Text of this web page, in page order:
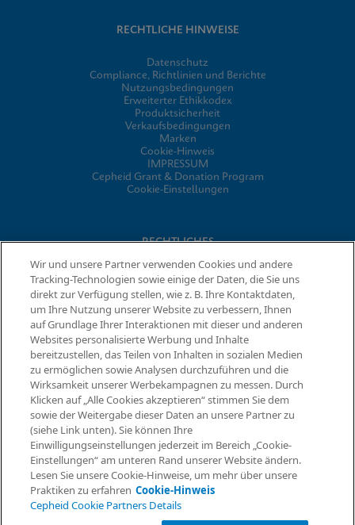
RECHTLICHE HINWEISE
Datenschutz
Compliance, Richtlinien und Berichte
Nutzungsbedingungen
Erweiterter Ethikkodex
Produktsicherheit
Verkaufsbedingungen
Marken
Cookie-Hinweis
IMPRESSUM
Cepheid Grant & Donation Program
Cookie-Einstellungen
RECHTLICHES
Datenschutzvereinbarung
Partner-Gemeinschaften
Allgemeine Geschäftsbedingungen für Informationssicherheit
© 2026 Cepheid. Cepheid®, das Cepheid-Logo, GeneXpert®,
Xpert® und I-CORE® sind Marken von Cepheid, die in den USA
und anderen Ländern eingetragen sind.
Wir und unsere Partner verwenden Cookies und andere
Tracking-Technologien sowie einige der Daten, die Sie uns
direkt zur Verfügung stellen, wie z. B. Ihre Kontaktdaten,
um Ihre Nutzung unserer Website zu verbessern, Ihnen
auf Grundlage Ihrer Interaktionen mit dieser und anderen
Websites personalisierte Werbung und Inhalte
bereitzustellen, das Teilen von Inhalten in sozialen Medien
zu ermöglichen sowie Analysen durchzuführen und die
Wirksamkeit unserer Werbekampagnen zu messen. Durch
Klicken auf „Alle Cookies akzeptieren“ stimmen Sie dem
sowie der Weitergabe dieser Daten an unsere Partner zu
(siehe Link unten). Sie können Ihre
Einwilligungseinstellungen jederzeit im Bereich „Cookie-
Einstellungen“ am unteren Rand unserer Website ändern.
Lesen Sie unsere Cookie-Hinweise, um mehr über unsere
Praktiken zu erfahren Cookie-Hinweis
Cepheid Cookie Partners Details